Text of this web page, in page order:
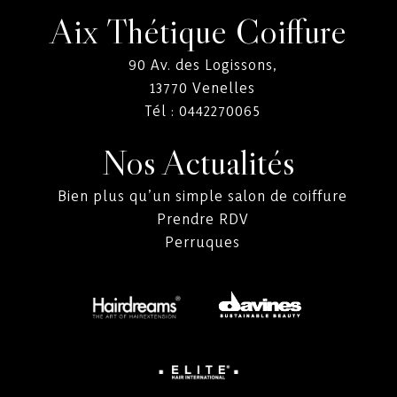
Aix Thétique Coiffure
90 Av. des Logissons,
13770 Venelles
Tél : 0442270065
Nos Actualités
Bien plus qu’un simple salon de coiffure
Prendre RDV
Perruques